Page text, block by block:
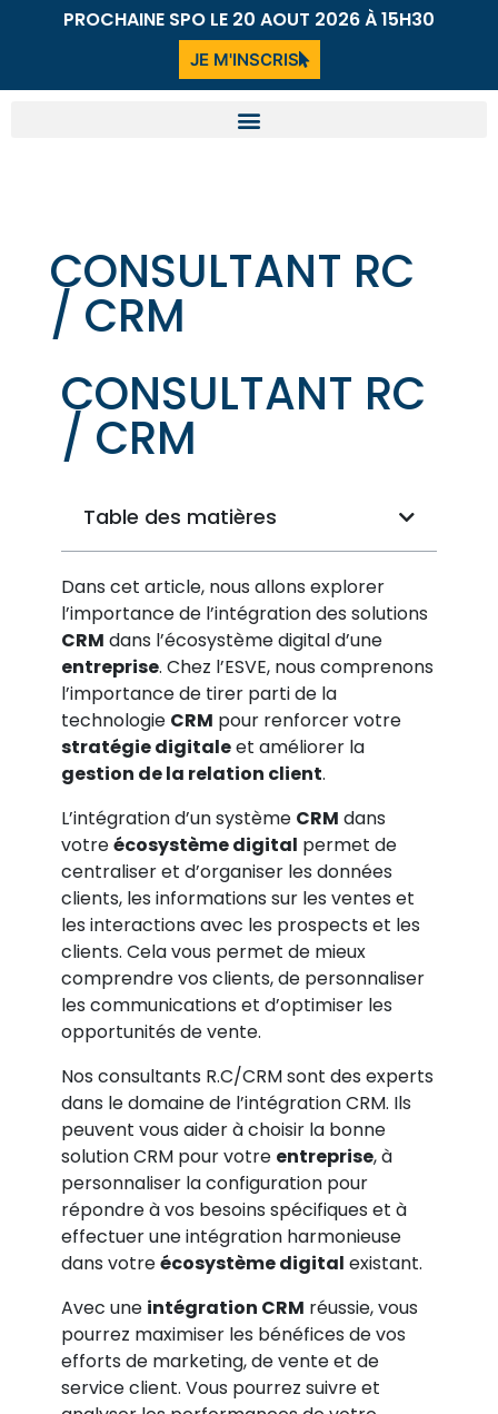
PROCHAINE SPO LE 20 AOUT 2026 À 15H30
JE M'INSCRIS
CONSULTANT RC
/ CRM
CONSULTANT RC
/ CRM
Table des matières
Dans cet article, nous allons explorer
l’importance de l’intégration des solutions
CRM dans l’écosystème digital d’une
entreprise. Chez l’ESVE, nous comprenons
l’importance de tirer parti de la
technologie CRM pour renforcer votre
stratégie digitaleet améliorer la
gestion de la relation client.
L’intégration d’un système CRM dans
votreécosystème digital permet de
centraliser et d’organiser les données
clients, les informations sur les ventes et
les interactions avec les prospects et les
clients. Cela vous permet de mieux
comprendre vos clients, de personnaliser
les communications et d’optimiser les
opportunités de vente.
Nos consultants R.C/CRM sont des experts
dans le domaine de l’intégration CRM. Ils
peuvent vous aider à choisir la bonne
solution CRM pour votre entreprise, à
personnaliser la configuration pour
répondre à vos besoins spécifiques et à
effectuer une intégration harmonieuse
dans votreécosystème digital existant.
Avec une intégration CRM réussie, vous
pourrez maximiser les bénéfices de vos
efforts de marketing, de vente et de
service client. Vous pourrez suivre et